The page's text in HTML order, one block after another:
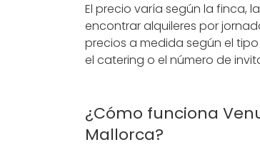
El precio varía según la finca,
encontrar alquileres por
precios a medida según el
el catering o el número de
¿Cómo funciona
Mallorca?